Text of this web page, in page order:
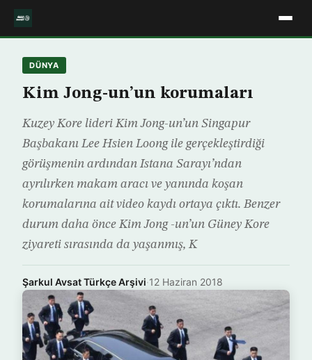
DÜNYA
Kim Jong-un’un korumaları
Kuzey Kore lideri Kim Jong-un’un Singapur
Başbakanı Lee Hsien Loong ile gerçekleştirdiği
görüşmenin ardından Istana Sarayı’ndan
ayrılırken makam aracı ve yanında koşan
korumalarına ait video kaydı ortaya çıktı. Benzer
durum daha önce Kim Jong -un’un Güney Kore
ziyareti sırasında da yaşanmış, K
Şarkul Avsat Türkçe Arşivi·12 Haziran 2018